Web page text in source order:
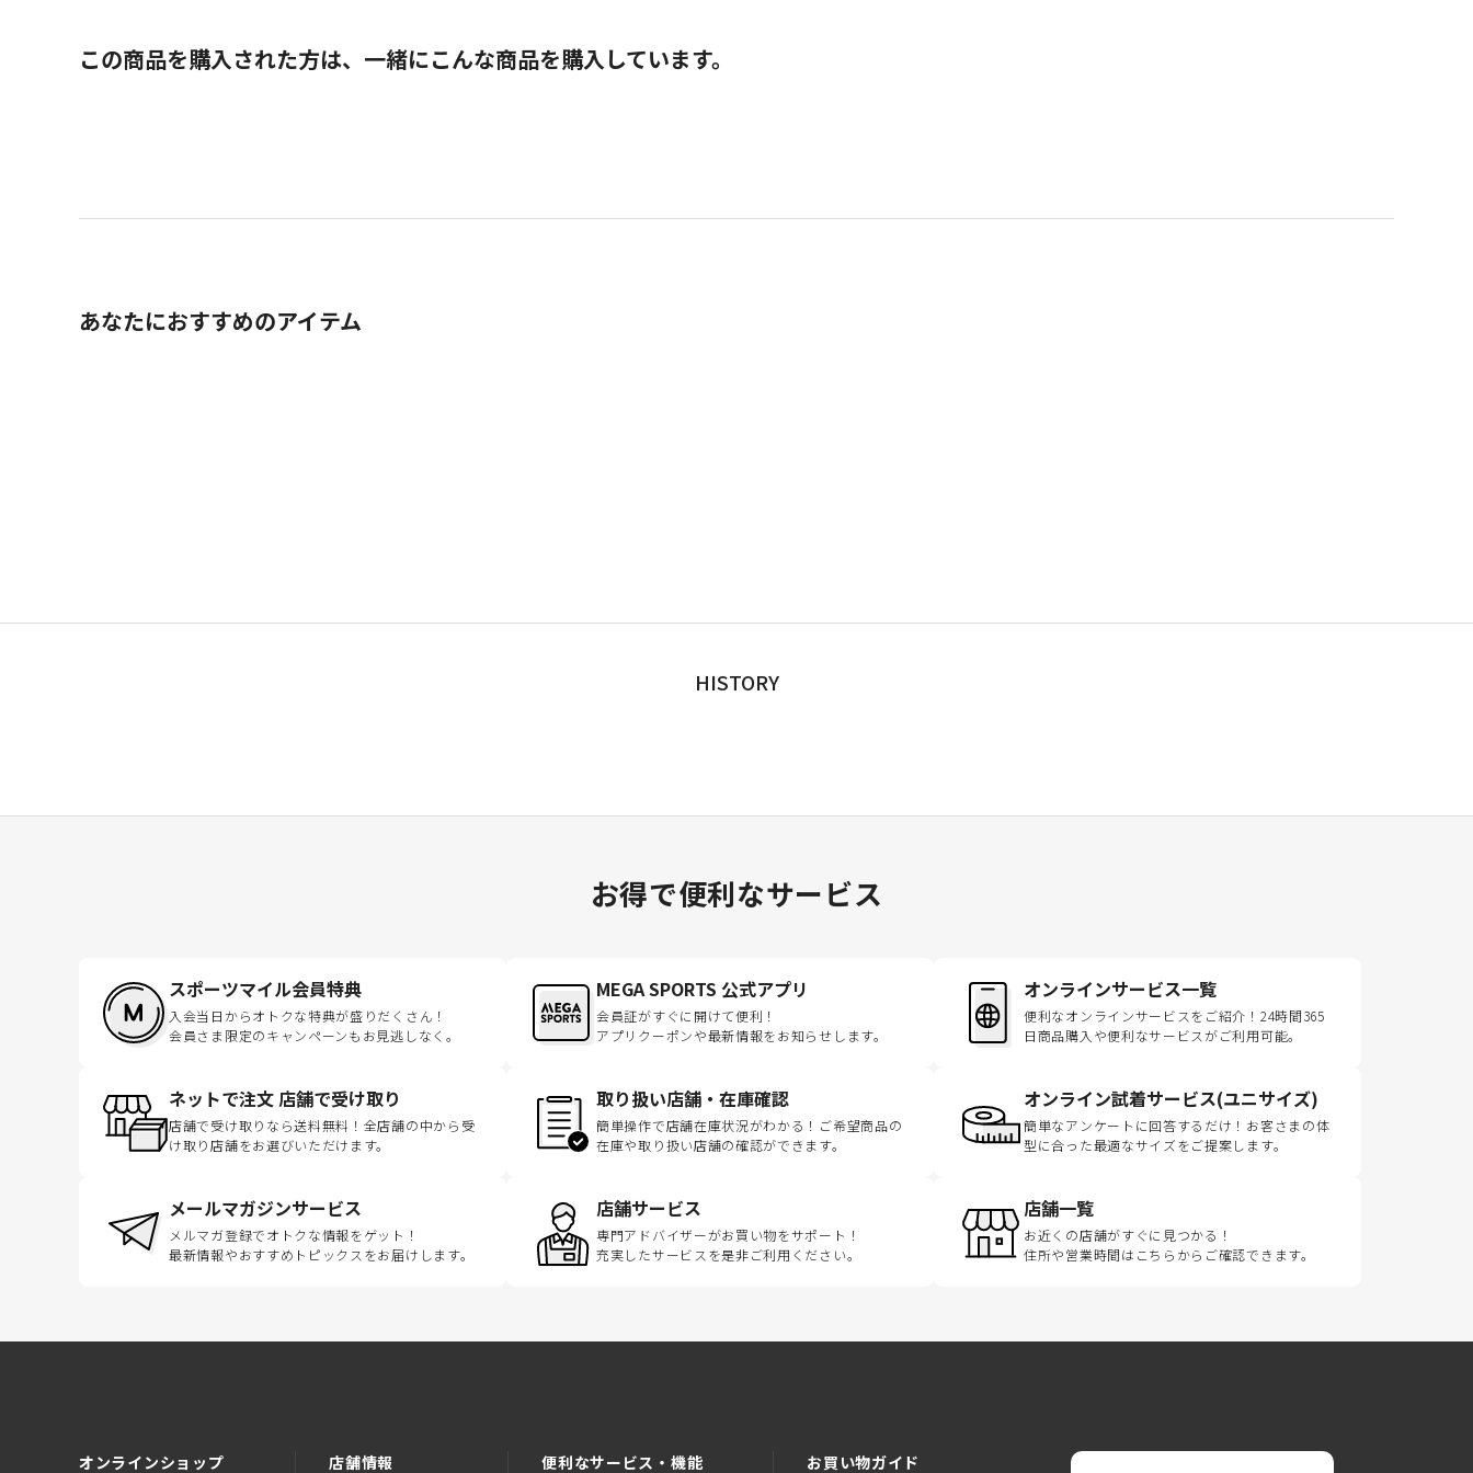
この商品を購入された方は、一緒にこんな商品を購入しています。
あなたにおすすめのアイテム
HISTORY
お得で便利なサービス
スポーツマイル会員特典
入会当日からオトクな特典が盛りだくさん！
会員さま限定のキャンペーンもお見逃しなく。
MEGA SPORTS 公式アプリ
会員証がすぐに開けて便利！
アプリクーポンや最新情報をお知らせします。
オンラインサービス一覧
便利なオンラインサービスをご紹介！24時間365
日商品購入や便利なサービスがご利用可能。
ネットで注文 店舗で受け取り
店舗で受け取りなら送料無料！全店舗の中から受
け取り店舗をお選びいただけます。
取り扱い店舗・在庫確認
簡単操作で店舗在庫状況がわかる！ご希望商品の
在庫や取り扱い店舗の確認ができます。
オンライン試着サービス(ユニサイズ)
簡単なアンケートに回答するだけ！お客さまの体
型に合った最適なサイズをご提案します。
メールマガジンサービス
メルマガ登録でオトクな情報をゲット！
最新情報やおすすめトピックスをお届けします。
店舗サービス
専門アドバイザーがお買い物をサポート！
充実したサービスを是非ご利用ください。
店舗一覧
お近くの店舗がすぐに見つかる！
住所や営業時間はこちらからご確認できます。
オンラインショップ 店舗情報 便利なサービス・機能 お買い物ガイド